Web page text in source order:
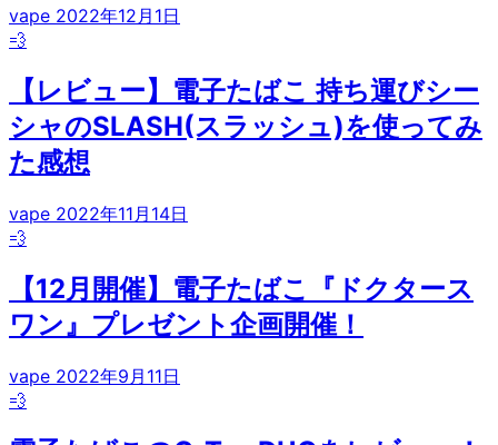
vape 2022年12月1日
💨
【レビュー】電子たばこ 持ち運びシー
シャのSLASH(スラッシュ)を使ってみ
た感想
vape 2022年11月14日
💨
【12月開催】電子たばこ『ドクタース
ワン』プレゼント企画開催！
vape 2022年9月11日
💨